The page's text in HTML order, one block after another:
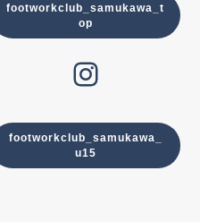
footworkclub_samukawa_t
op
Instagram
footworkclub_samukawa_
u15